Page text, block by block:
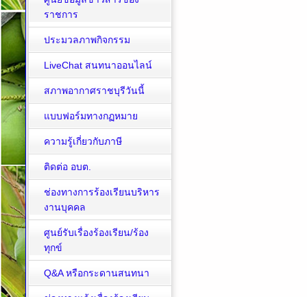
ราชการ
ประมวลภาพกิจกรรม
LiveChat สนทนาออนไลน์
สภาพอากาศราชบุรีวันนี้
แบบฟอร์มทางกฏหมาย
ความรู้เกี่ยวกับภาษี
ติดต่อ อบต.
ช่องทางการร้องเรียนบริหาร
งานบุคคล
ศูนย์รับเรื่องร้องเรียน/ร้อง
ทุกข์
Q&A หรือกระดานสนทนา